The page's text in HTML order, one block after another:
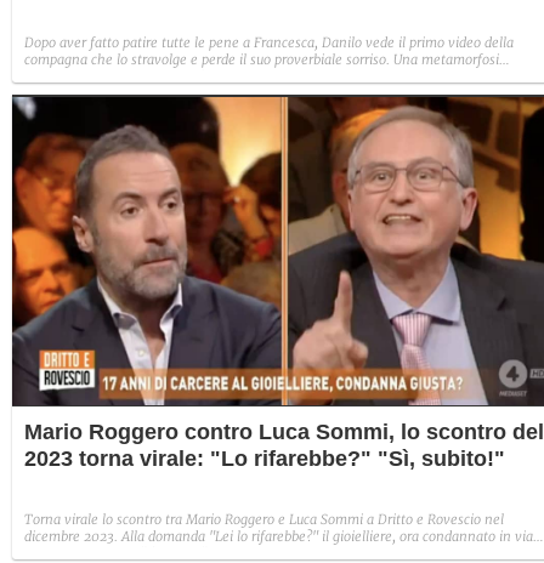
Dopo aver fatto patire tutte le pene a Francesca, Danilo vede il primo video della
compagna che lo stravolge e perde il suo proverbiale sorriso. Una metamorfosi
Mario Roggero contro Luca Sommi, lo scontro del
2023 torna virale: "Lo rifarebbe?" "Sì, subito!"
Torna virale lo scontro tra Mario Roggero e Luca Sommi a Dritto e Rovescio nel
dicembre 2023. Alla domanda "Lei lo rifarebbe?" il gioielliere, ora condannato in via